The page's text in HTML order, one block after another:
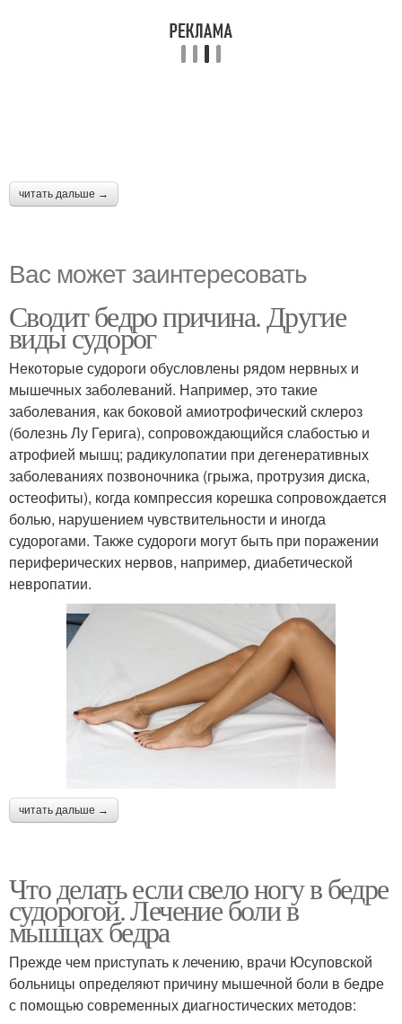
читать дальше →
Вас может заинтересовать
Сводит бедро причина. Другие
виды судорог
Некоторые судороги обусловлены рядом нервных и
мышечных заболеваний. Например, это такие
заболевания, как боковой амиотрофический склероз
(болезнь Лу Герига), сопровождающийся слабостью и
атрофией мышц; радикулопатии при дегенеративных
заболеваниях позвоночника (грыжа, протрузия диска,
остеофиты), когда компрессия корешка сопровождается
болью, нарушением чувствительности и иногда
судорогами. Также судороги могут быть при поражении
периферических нервов, например, диабетической
невропатии.
читать дальше →
Что делать если свело ногу в бедре
судорогой. Лечение боли в
мышцах бедра
Прежде чем приступать к лечению, врачи Юсуповской
больницы определяют причину мышечной боли в бедре
с помощью современных диагностических методов: